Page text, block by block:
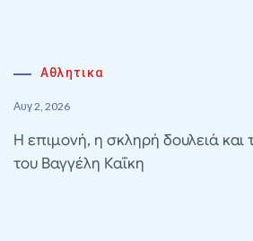
Αθλητικα
Αυγ 2, 2026
Η επιμονή, η σκληρή δουλειά και
του Βαγγέλη Καΐκη